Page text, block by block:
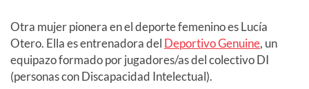
Otra mujer pionera en el deporte femenino es Lucía
Otero. Ella es entrenadora del Deportivo Genuine, un
equipazo formado por jugadores/as del colectivo DI
(personas con Discapacidad Intelectual).